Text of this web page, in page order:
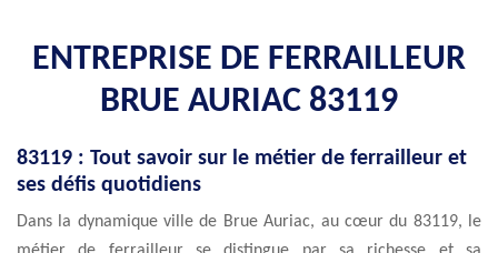
ENTREPRISE DE FERRAILLEUR
BRUE AURIAC 83119
83119 : Tout savoir sur le métier de ferrailleur et
ses défis quotidiens
Dans la dynamique ville de Brue Auriac, au cœur du 83119, le